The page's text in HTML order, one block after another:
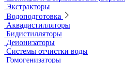
Мультипараметровые приборы
ОВП-метры
Оксиметры
Промышленные электроды